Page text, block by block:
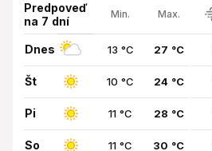
Predpoveď
na 7 dní
Min. Max.
Dnes 13 °C 27 °C
Št 10 °C 24 °C
Pi 11 °C 28 °C
So 11 °C 30 °C